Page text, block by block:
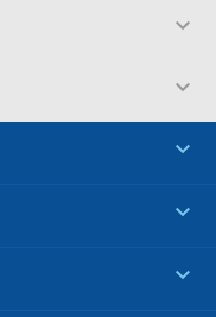




